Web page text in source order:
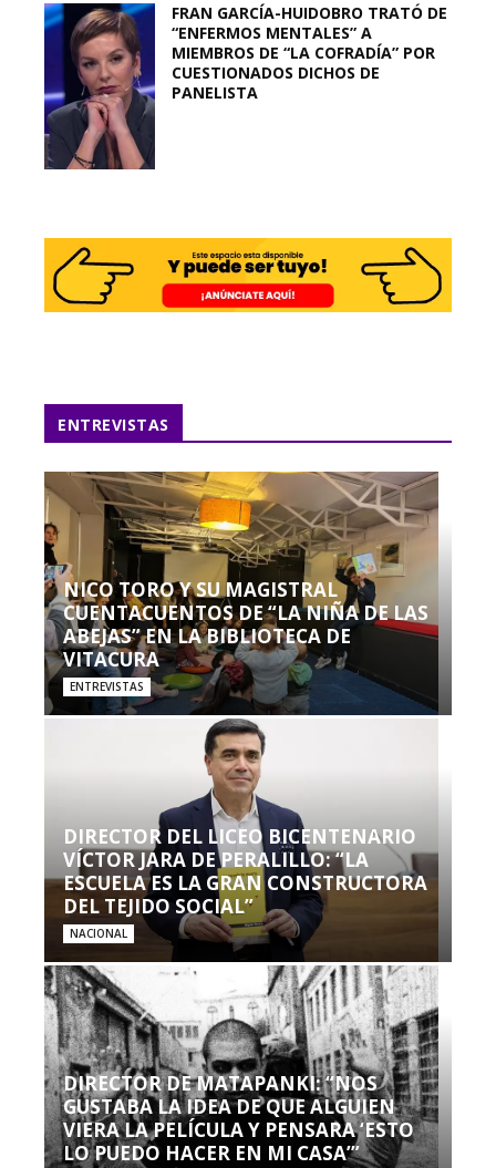
FRAN GARCÍA-HUIDOBRO TRATÓ DE
“ENFERMOS MENTALES” A
MIEMBROS DE “LA COFRADÍA” POR
CUESTIONADOS DICHOS DE
PANELISTA
ENTREVISTAS
NICO TORO Y SU MAGISTRAL
CUENTACUENTOS DE “LA NIÑA DE LAS
ABEJAS” EN LA BIBLIOTECA DE
VITACURA
ENTREVISTAS
DIRECTOR DEL LICEO BICENTENARIO
VÍCTOR JARA DE PERALILLO: “LA
ESCUELA ES LA GRAN CONSTRUCTORA
DEL TEJIDO SOCIAL”
NACIONAL
DIRECTOR DE MATAPANKI: “NOS
GUSTABA LA IDEA DE QUE ALGUIEN
VIERA LA PELÍCULA Y PENSARA ‘ESTO
LO PUEDO HACER EN MI CASA’”